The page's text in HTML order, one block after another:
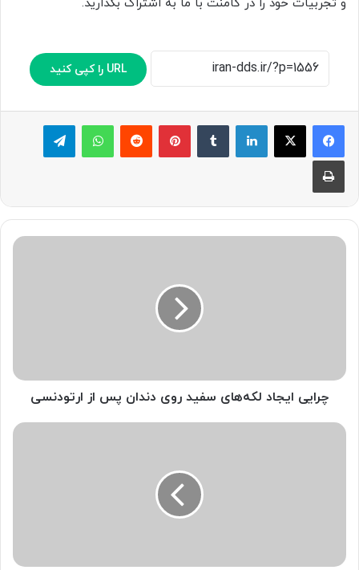
و تجربیات خود را در کامنت با ما به اشتراک بگذارید.
URL را کپی کنید
لینکدین ‫تامبلر پینترست‫رددیت واتس آپ تلگرام
چاپ
چرایی
ارتودنسی
چرایی ایجاد لکه‌های سفید روی دندان پس از ارتودنسی
پر